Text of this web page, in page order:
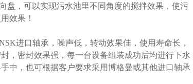
盘，可以实现污水池里不同角度的搅拌效果，使污
效果！
进口轴承，噪声低，转动效果佳，使用寿命长，
，密封效果强，每一台设备组装成功后均进行下水
中，也可根据客户要求采用博格曼或其他进口轴承